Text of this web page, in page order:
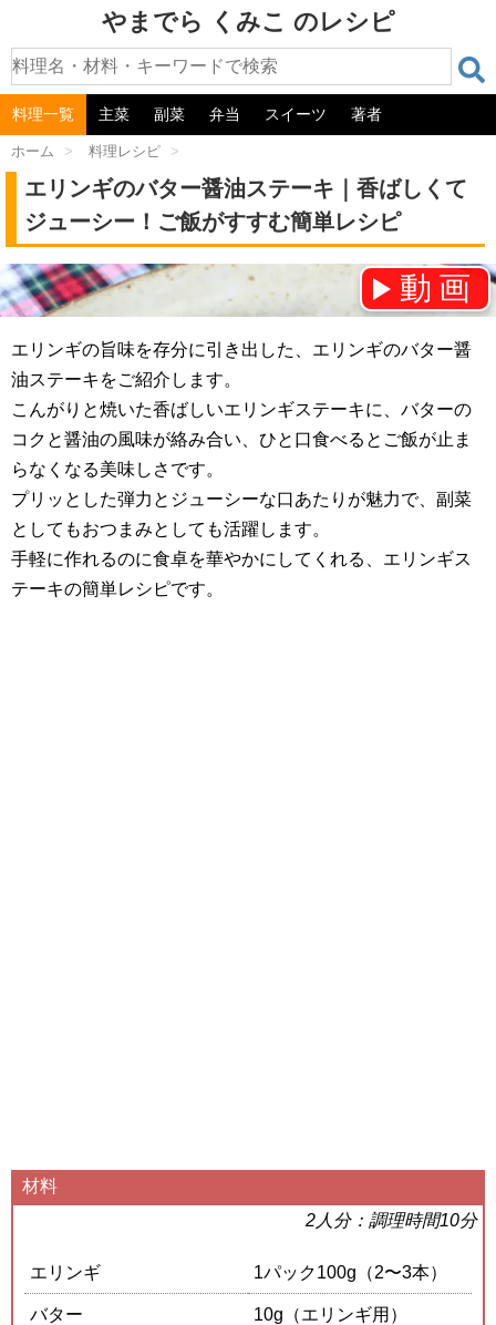
やまでら くみこ のレシピ
料理一覧 主菜 副菜 弁当 スイーツ 著者
ホーム > 料理レシピ >
エリンギのバター醤油ステーキ｜香ばしくて
ジューシー！ご飯がすすむ簡単レシピ
動画
チャンネル登録をお願いします！⇒
エリンギの旨味を存分に引き出した、エリンギのバター醤
油ステーキをご紹介します。
こんがりと焼いた香ばしいエリンギステーキに、バターの
コクと醤油の風味が絡み合い、ひと口食べるとご飯が止ま
らなくなる美味しさです。
プリッとした弾力とジューシーな口あたりが魅力で、副菜
としてもおつまみとしても活躍します。
手軽に作れるのに食卓を華やかにしてくれる、エリンギス
テーキの簡単レシピです。
材料
2人分：調理時間10分
エリンギ 1パック100g（2〜3本）
バター
10g（エリンギ用）